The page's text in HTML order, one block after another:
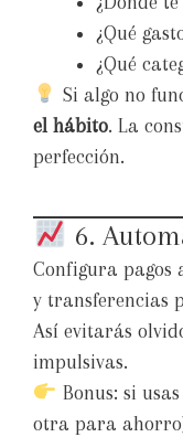
¿Qué
¿Qué
Si algo no
el hábito. La
perfección.
6.
Configura pagos
y transferencias
Así evitarás
impulsivas.
Bonus: si
otra para